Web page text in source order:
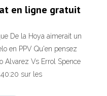
en ligne gratuit
De la Hoya aimerait un
en PPV Qu'en pensez
Alvarez Vs Errol Spence
sur les